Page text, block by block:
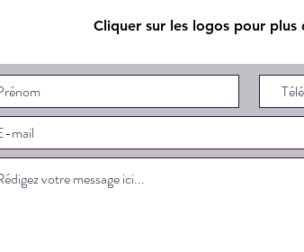
Cliquer sur les logos pour